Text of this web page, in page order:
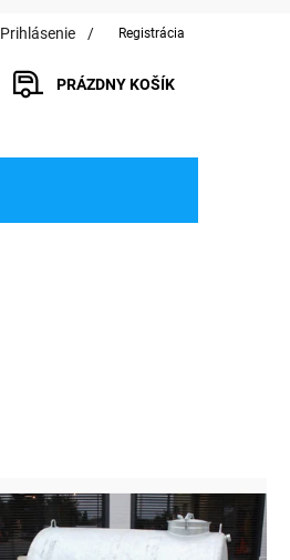
Prihlásenie Registrácia
PRÁZDNY KOŠÍK